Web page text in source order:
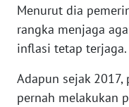
Menurut dia
rangka menjaga
inflasi tetap terjaga.
Adapun sejak
pernah melakukan
WN
PAPUA
PAPUA
BARAT